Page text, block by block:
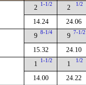
2 1-1/2
14.24
2 1/2
24.06
9 8-1/4
15.32
9 7-1/2
24.10
1 1-1/2
14.00
1 1/2
24.22